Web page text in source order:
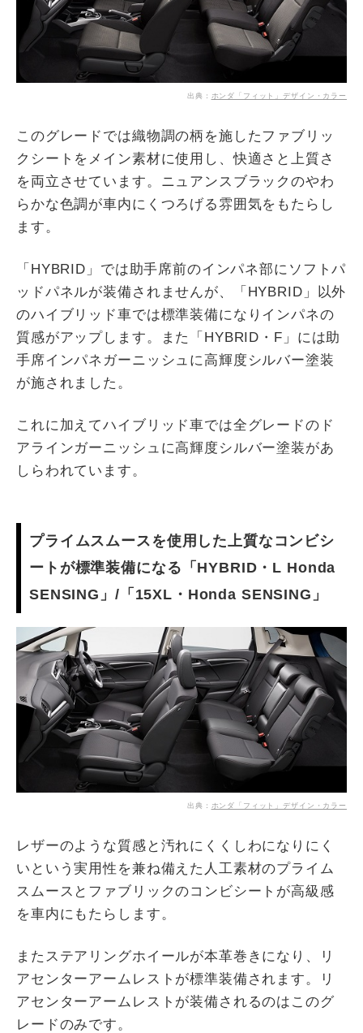
出典： ホンダ「フィット」デザイン・カラー
このグレードでは織物調の柄を施したファブリッ
クシートをメイン素材に使用し、快適さと上質さ
を両立させています。ニュアンスブラックのやわ
らかな色調が車内にくつろげる雰囲気をもたらし
ます。
「HYBRID」では助手席前のインパネ部にソフトパ
ッドパネルが装備されませんが、「HYBRID」以外
のハイブリッド車では標準装備になりインパネの
質感がアップします。また「HYBRID・F」には助
手席インパネガーニッシュに高輝度シルバー塗装
が施されました。
これに加えてハイブリッド車では全グレードのド
アラインガーニッシュに高輝度シルバー塗装があ
しらわれています。
プライムスムースを使用した上質なコンビシ
ートが標準装備になる「HYBRID・L Honda
SENSING」/「15XL・Honda SENSING」
出典： ホンダ「フィット」デザイン・カラー
レザーのような質感と汚れにくくしわになりにく
いという実用性を兼ね備えた人工素材のプライム
スムースとファブリックのコンビシートが高級感
を車内にもたらします。
またステアリングホイールが本革巻きになり、リ
アセンターアームレストが標準装備されます。リ
アセンターアームレストが装備されるのはこのグ
レードのみです。